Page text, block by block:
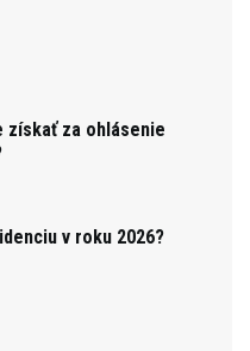
získať za ohlásenie
v roku 2026?